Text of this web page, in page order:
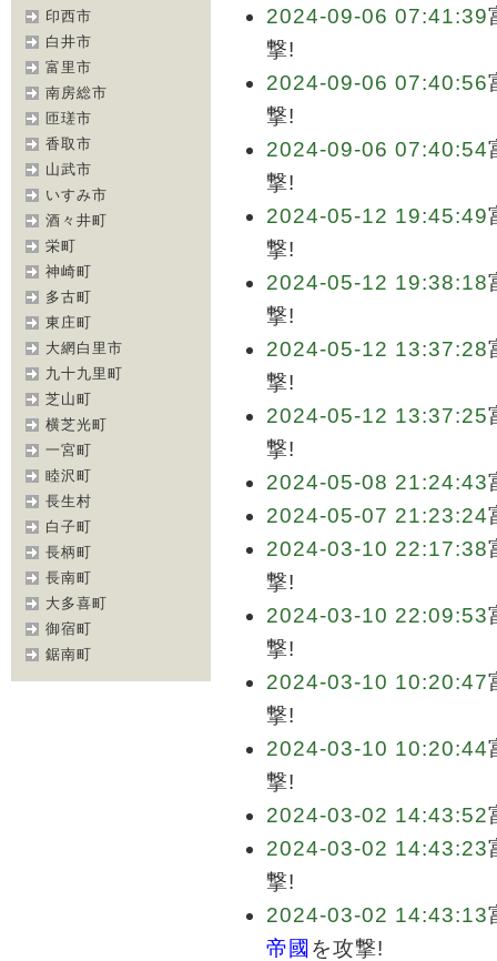
印西市
白井市
富里市
南房総市
匝瑳市
香取市
山武市
いすみ市
酒々井町
栄町
神崎町
多古町
東庄町
大網白里市
九十九里町
芝山町
横芝光町
一宮町
睦沢町
長生村
白子町
長柄町
長南町
大多喜町
御宿町
鋸南町
2024-09-06 07:41:39
撃!
2024-09-06 07:40:56
撃!
2024-09-06 07:40:54
撃!
2024-05-12 19:45:49
撃!
2024-05-12 19:38:18
撃!
2024-05-12 13:37:28
撃!
2024-05-12 13:37:25
撃!
2024-05-08 21:24:43
2024-05-07 21:23:24
2024-03-10 22:17:38
撃!
2024-03-10 22:09:53
撃!
2024-03-10 10:20:47
撃!
2024-03-10 10:20:44
撃!
2024-03-02 14:43:52
2024-03-02 14:43:23
撃!
2024-03-02 14:43:13
帝國 を攻撃!